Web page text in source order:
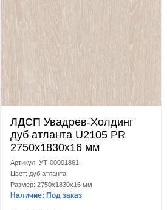
ЛДСП Увадрев-Холдинг
дуб атланта U2105 PR
2750x1830x16 мм
Артикул: УТ-00001861
Цвет: дуб атланта
Размер: 2750x1830x16 мм
Наличие: Под заказ